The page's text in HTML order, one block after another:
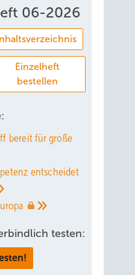
06-2026
Inhaltsverzeichnis
Einzelheft
bestellen
bereit für große
entscheidet
testen: